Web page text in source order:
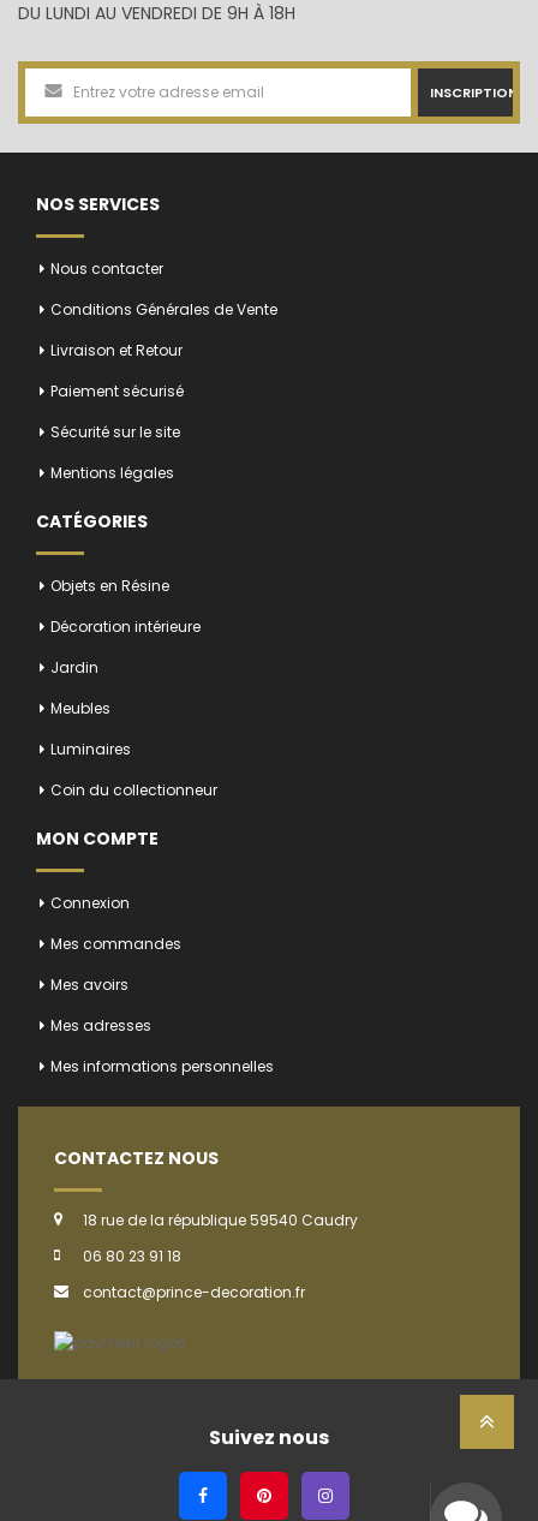
DU LUNDI AU VENDREDI DE 9H À 18H
INSCRIPTION
NOS SERVICES
Nous contacter
Conditions Générales de Vente
Livraison et Retour
Paiement sécurisé
Sécurité sur le site
Mentions légales
CATÉGORIES
Objets en Résine
Décoration intérieure
Jardin
Meubles
Luminaires
Coin du collectionneur
MON COMPTE
Connexion
Mes commandes
Mes avoirs
Mes adresses
Mes informations personnelles
CONTACTEZ NOUS
18 rue de la république 59540 Caudry
06 80 23 91 18
contact@prince-decoration.fr
Suivez nous